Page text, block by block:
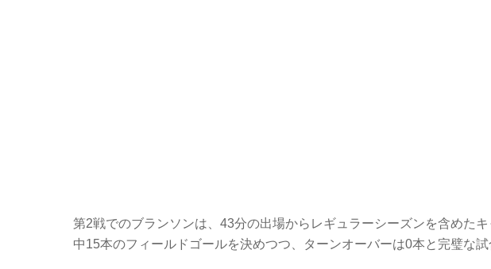
第2戦でのブランソンは、43分の出場からレギュラーシーズンを含めた
中15本のフィールドゴールを決めつつ、ターンオーバーは0本と完璧な試